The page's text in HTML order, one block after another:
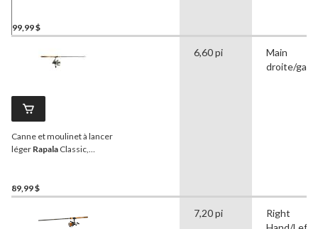
99,99 $
Canne et moulinet à lancer
léger Rapala Classic,
89,99 $
6,60 pi
Main
droite/
7,20 pi
Right